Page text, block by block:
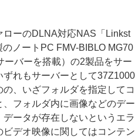
ーのDLNA対応NAS「Linkst
ノートPC FMV-BIBLO MG70
ーバーを搭載）の2製品をサー
れもサーバーとして37Z1000
、いざフォルダを指定してコ
フォルダ内に画像などのデー
ータが存在しないというエラ
デオ映像に関してはコンテン